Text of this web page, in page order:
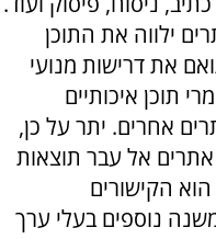
ילווה את התוכן
את דרישות מנועי
תוכן איכותיים
אחרים. יתר על כן,
אל עבר תוצאות
הוא הקישורים
נוספים בעלי ערך